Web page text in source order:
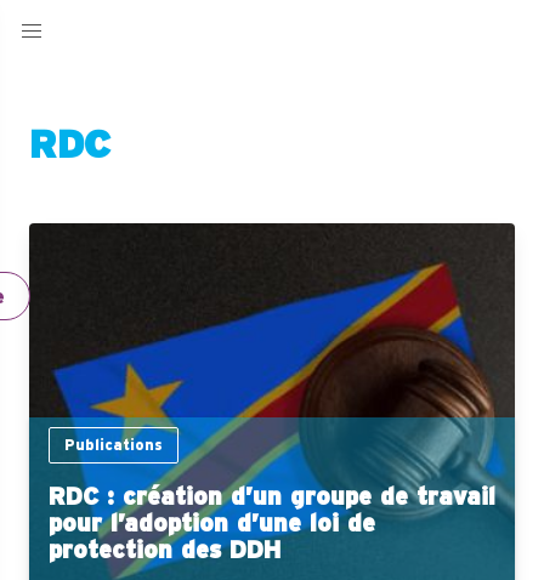
RDC
Publications
RDC : création d’un groupe de travail
pour l’adoption d’une loi de
protection des DDH